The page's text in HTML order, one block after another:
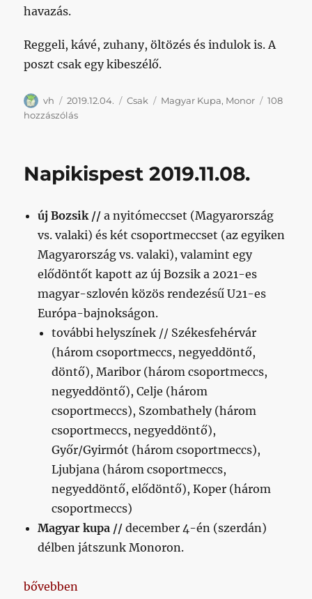
havazás.
Reggeli, kávé, zuhany, öltözés és indulok is. A
poszt csak egy kibeszélő.
Szerző
vh Közzétéve
2019.12.04. Kategória
Csak Címke
Magyar Kupa, Monor
108
hozzászólásSzerda
hőmérséklet,
a
tizenhat
jutás
című
bejegyzéshez
Napikispest 2019.11.08.
új Bozsik //a nyitómeccset (Magyarország
vs. valaki) és két csoportmeccset (az egyiken
Magyarország vs. valaki), valamint egy
elődöntőt kapott az új Bozsik a 2021-es
magyar-szlovén közös rendezésű U21-es
Európa-bajnokságon.
további helyszínek // Székesfehérvár
(három csoportmeccs, negyeddöntő,
döntő), Maribor (három csoportmeccs,
negyeddöntő), Celje (három
csoportmeccs), Szombathely (három
csoportmeccs, negyeddöntő),
Győr/Gyirmót (három csoportmeccs),
Ljubjana (három csoportmeccs,
negyeddöntő, elődöntő), Koper (három
csoportmeccs)
Magyar kupa // december 4-én (szerdán)
délben játszunk Monoron.
„Napikispest 2019.11.08.”
bővebben